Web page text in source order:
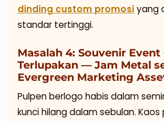
dinding custom promosiyang
standar tertinggi.
Masalah 4: Souvenir Event
Terlupakan — Jam Metal
Evergreen Marketing
Pulpen berlogo habis dalam
kunci hilang dalam sebulan.